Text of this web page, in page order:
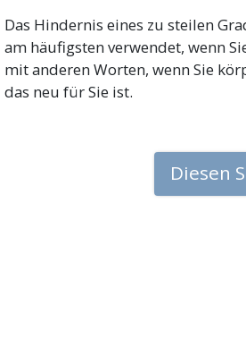
Das Hindernis eines zu steilen
am häufigsten verwendet, wenn
mit anderen Worten, wenn Sie
das neu für Sie ist.
Diesen